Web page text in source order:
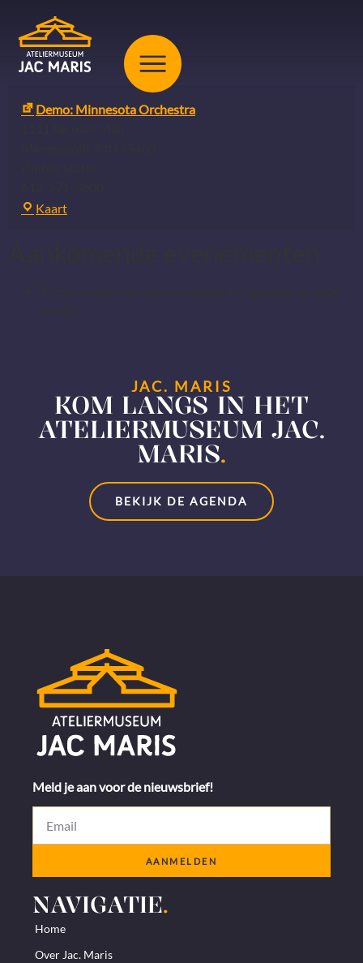
Demo: Minnesota Orchestra
Kaart
JAC. MARIS
KOM LANGS IN HET
ATELIERMUSEUM JAC.
MARIS.
BEKIJK DE AGENDA
Meld je aan voor de nieuwsbrief!
AANMELDEN
NAVIGATIE.
Home
Over Jac. Maris